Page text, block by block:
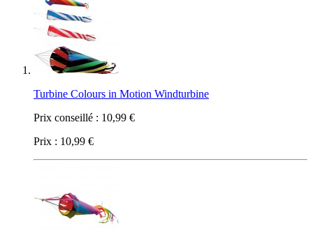
Turbine Colours in Motion Windturbine
Prix conseillé : 10,99 €
Prix : 10,99 €